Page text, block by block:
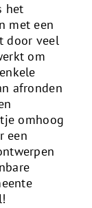
het
met een
door veel
om
afronden
omhoog
een